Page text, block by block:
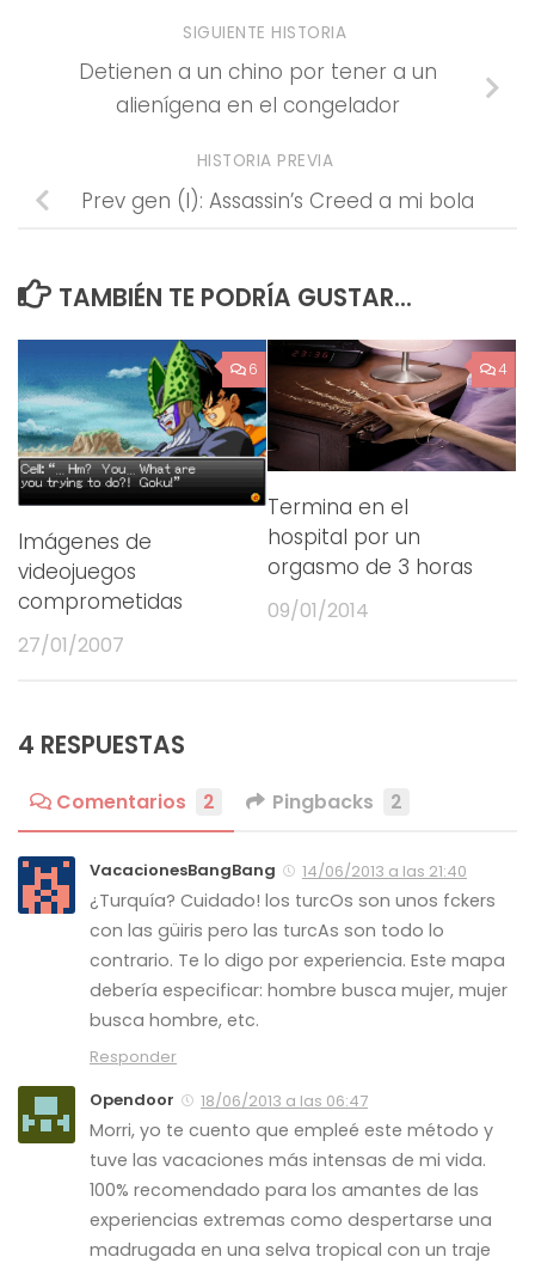
SIGUIENTE HISTORIA
Detienen a un chino por tener a un
alienígena en el congelador
HISTORIA PREVIA
Prev gen (I): Assassin’s Creed a mi bola
TAMBIÉN TE PODRÍA GUSTAR...
6
Imágenes de
videojuegos
comprometidas
27/01/2007
4
Termina en el
hospital por un
orgasmo de 3 horas
09/01/2014
4 RESPUESTAS
Comentarios 2 Pingbacks 2
VacacionesBangBang 14/06/2013 a las 21:40
¿Turquía? Cuidado! los turcOs son unos fckers
con las güiris pero las turcAs son todo lo
contrario. Te lo digo por experiencia. Este mapa
debería especificar: hombre busca mujer, mujer
busca hombre, etc.
Responder
Opendoor
18/06/2013 a las 06:47
Morri, yo te cuento que empleé este método y
tuve las vacaciones más intensas de mi vida.
100% recomendado para los amantes de las
experiencias extremas como despertarse una
madrugada en una selva tropical con un traje